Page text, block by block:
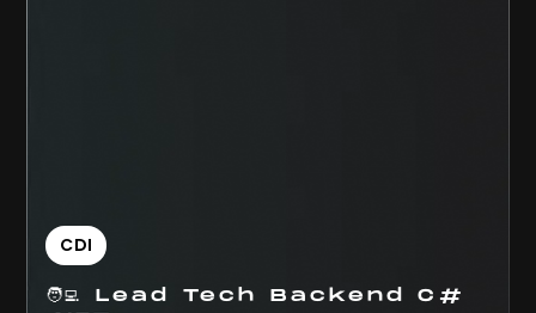
CDI
🧑‍💻 Lead Tech Backend C#